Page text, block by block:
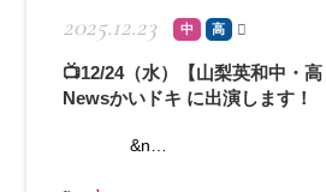
2025.12.23 中 高
📺12/24（水）【山梨英和中・
Newsかいドキ に出演します！
&n…